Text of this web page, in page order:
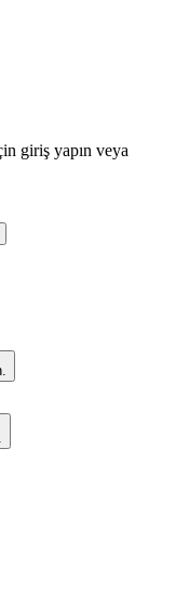
giriş yapın veya